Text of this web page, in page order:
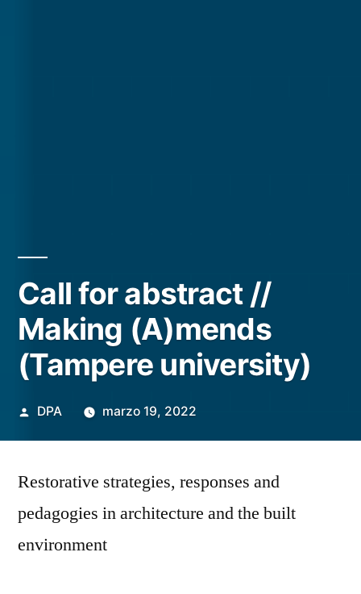
Call for abstract //
Making (A)mends
(Tampere university)
Publicado
DPA marzo 19, 2022
Restorative strategies, responses and
pedagogies in architecture and the built
environment